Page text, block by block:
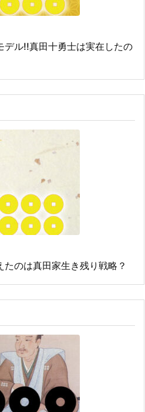
デル!!真田十勇士は実在したの
のは真田家生き残り戦略？